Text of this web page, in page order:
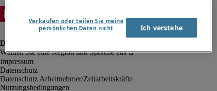
Impressum
Datenschutz
Datenschutz Arbeitnehmer/Zeitarbeitskräfte
Nutzungsbedingungen
Verkaufen oder teilen Sie meine
persönlichen Daten nicht
Ich verstehe